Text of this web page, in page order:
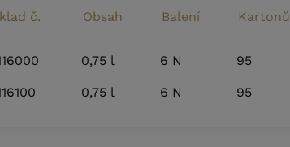
č. Obsah Balení Kartonů
0,75 l 6 N 95
0,75 l 6 N 95